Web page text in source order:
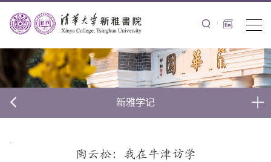
新雅学记
陶云松：我在牛津访学